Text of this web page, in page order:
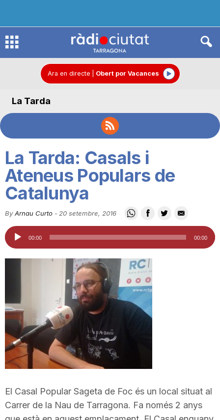
R
d
o
C
u
a
t
d
Ara en directe Obert por Vacances
La Tarda
La Tarda: Casals i
Ateneus Populars de
Catalunya
By Arnau Curto - 20 setembre, 2016
Reproductor
d'àudio
00:00 00:00
El Casal Popular Sageta de Foc és un local situat al
Carrer de la Nau de Tarragona. Fa només 2 anys